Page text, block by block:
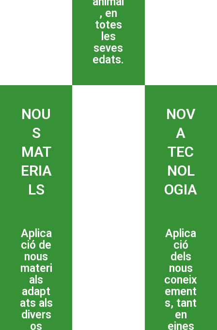
, en
totes
les
seves
edats.
NOU
S
MAT
ERIA
LS
Aplica
ció de
nous
materi
als
adapt
ats als
divers
os
NOV
A
TEC
NOL
OGIA
Aplica
ció
dels
nous
coneix
ement
s, tant
en
eines